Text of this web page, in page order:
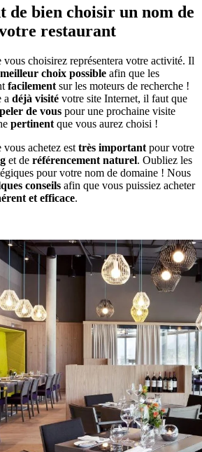
de bien choisir un nom de
restaurant
choisirez représentera votre activité. Il
meilleur choix possible afin que les
facilement sur les moteurs de recherche !
a déjà visité votre site Internet, il faut que
de vous pour une prochaine visite
pertinent que vous aurez choisi !
achetez est très important pour votre
et de référencement naturel. Oubliez les
pour votre nom de domaine ! Nous
conseils afin que vous puissiez acheter
et efficace.